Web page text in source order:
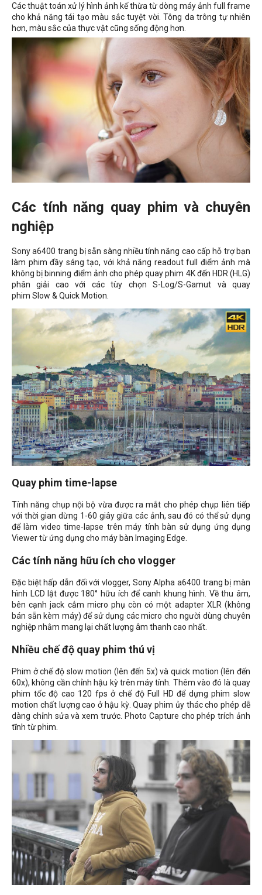
Các thuật toán xử lý hình ảnh kế thừa từ dòng máy ảnh full frame
cho khả năng tái tạo màu sắc tuyệt vời. Tông da trông tự nhiên
hơn, màu sắc của thực vật cũng sống động hơn.
Các tính năng quay phim và chuyên
nghiệp
Sony a6400 trang bị sẵn sàng nhiều tính năng cao cấp hỗ trợ bạn
làm phim đầy sáng tạo, với khả năng readout full điểm ảnh mà
không bị binning điểm ảnh cho phép quay phim 4K đến HDR (HLG)
phân giải cao với các tùy chọn S-Log/S-Gamut và quay
phim Slow & Quick Motion.
Quay phim time-lapse
Tính năng chụp nội bộ vừa được ra mắt cho phép chụp liên tiếp
với thời gian dừng 1-60 giây giữa các ảnh, sau đó có thể sử dụng
để làm video time-lapse trên máy tính bàn sử dụng ứng dụng
Viewer từ ứng dụng cho máy bàn Imaging Edge.
Các tính năng hữu ích cho vlogger
Đặc biệt hấp dẫn đối với vlogger, Sony Alpha a6400 trang bị màn
hình LCD lật được 180° hữu ích để canh khung hình. Về thu âm,
bên cạnh jack cắm micro phụ còn có một adapter XLR (không
bán sẵn kèm máy) để sử dụng các micro cho người dùng chuyên
nghiệp nhằm mang lại chất lượng âm thanh cao nhất.
Nhiều chế độ quay phim thú vị
Phim ở chế độ slow motion (lên đến 5x) và quick motion (lên đến
60x), không cần chỉnh hậu kỳ trên máy tính. Thêm vào đó là quay
phim tốc độ cao 120 fps ở chế độ Full HD để dựng phim slow
motion chất lượng cao ở hậu kỳ. Quay phim ủy thác cho phép dễ
dàng chỉnh sửa và xem trước. Photo Capture cho phép trích ảnh
tĩnh từ phim.